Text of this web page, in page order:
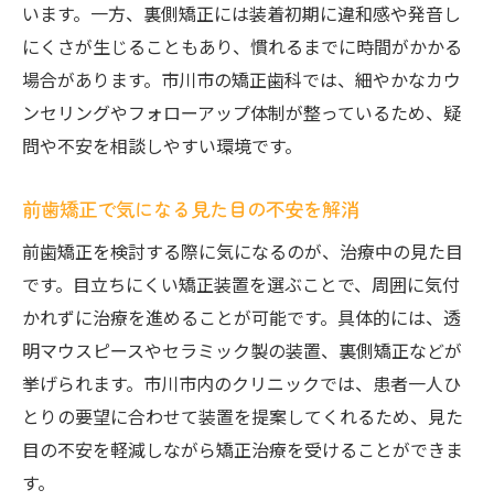
います。一方、裏側矯正には装着初期に違和感や発音し
にくさが生じることもあり、慣れるまでに時間がかかる
場合があります。市川市の矯正歯科では、細やかなカウ
ンセリングやフォローアップ体制が整っているため、疑
問や不安を相談しやすい環境です。
前歯矯正で気になる見た目の不安を解消
前歯矯正を検討する際に気になるのが、治療中の見た目
です。目立ちにくい矯正装置を選ぶことで、周囲に気付
かれずに治療を進めることが可能です。具体的には、透
明マウスピースやセラミック製の装置、裏側矯正などが
挙げられます。市川市内のクリニックでは、患者一人ひ
とりの要望に合わせて装置を提案してくれるため、見た
目の不安を軽減しながら矯正治療を受けることができま
す。